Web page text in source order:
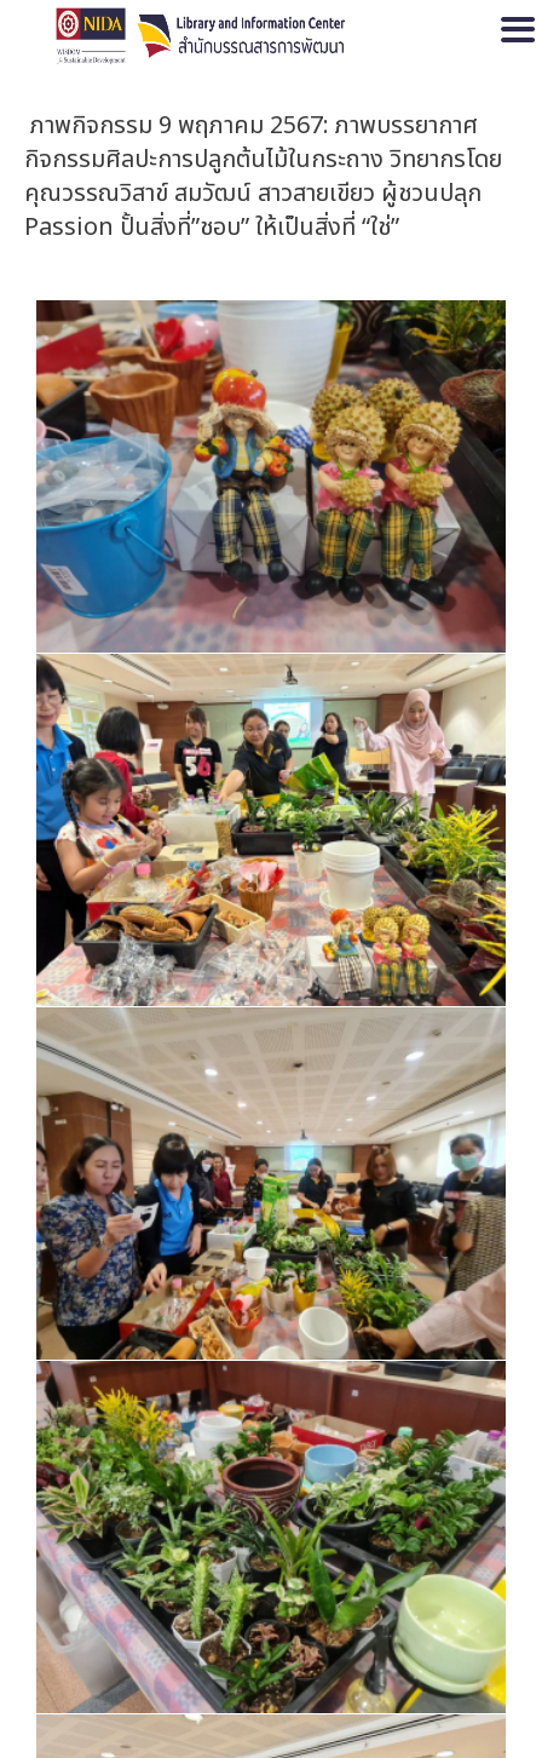
ภาพกิจกรรม 9 พฤภาคม 2567: ภาพบรรยากาศ
กิจกรรมศิลปะการปลูกต้นไม้ในกระถาง วิทยากรโดย
คุณวรรณวิสาข์ สมวัฒน์ สาวสายเขียว ผู้ชวนปลุก
Passion ปั้นสิ่งที่”ชอบ” ให้เป็นสิ่งที่ “ใช่”